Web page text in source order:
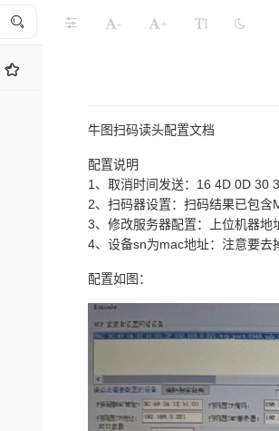
- +
牛图扫码读头配置文档
配置说明
1、取消时间发送：16 4D 0D 30
2、扫码器设置：扫码结果已包
3、修改服务器配置：上位机器
4、设备sn为mac地址：注意要去
配置如图：